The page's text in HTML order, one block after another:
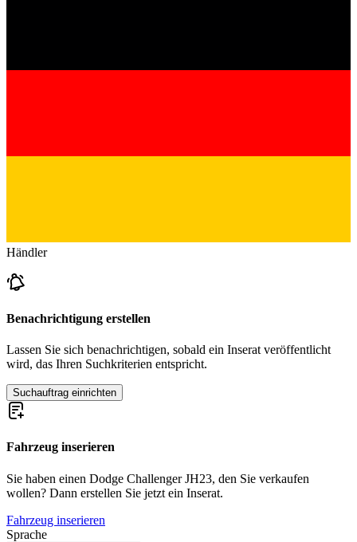
Händler
Benachrichtigung erstellen
Lassen Sie sich benachrichtigen, sobald ein Inserat veröffentlicht
wird, das Ihren Suchkriterien entspricht.
Suchauftrag einrichten
Fahrzeug inserieren
Sie haben einen Dodge Challenger JH23, den Sie verkaufen
wollen? Dann erstellen Sie jetzt ein Inserat.
Fahrzeug inserieren
Sprache